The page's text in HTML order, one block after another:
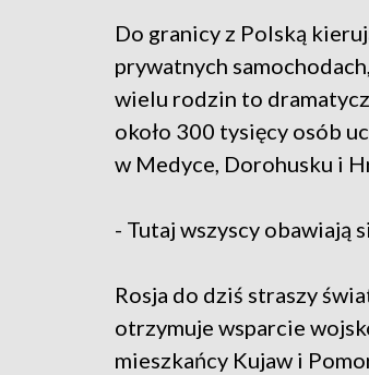
Do granicy z Polską
prywatnych
wielu rodzin to
około 300 tysięcy osób
w Medyce, Dorohusku i
- Tutaj wszyscy obawiają
Rosja do dziś straszy
otrzymuje wsparcie
mieszkańcy Kujaw i